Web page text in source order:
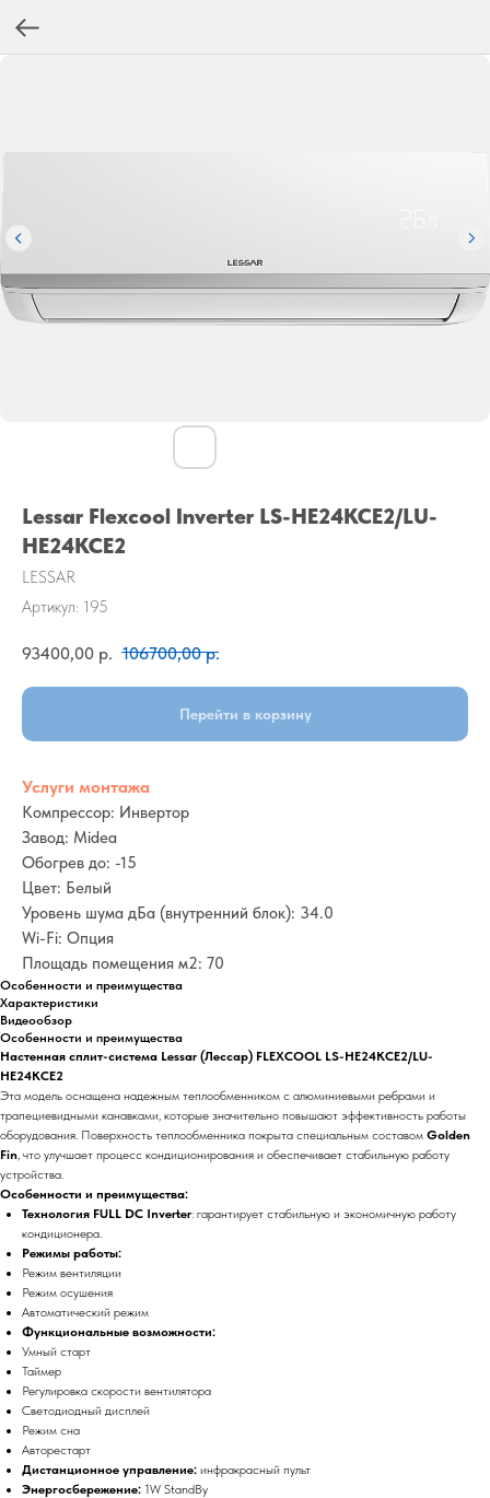
Lessar Flexcool Inverter LS-HE24KCE2/LU-
HE24KCE2
LESSAR
Артикул: 195
93400,00 р. 106700,00 р.
Перейти в корзину
Услуги монтажа
Компрессор: Инвертор
Завод: Midea
Обогрев до: -15
Цвет: Белый
Уровень шума дБа (внутренний блок): 34.0
Wi-Fi: Опция
Площадь помещения м2: 70
Особенности и преимущества
Характеристики
Видеообзор
Особенности и преимущества
Настенная сплит-система Lessar (Лессар) FLEXCOOL LS-HE24KCE2/LU-
HE24KCE2
Эта модель оснащена надежным теплообменником с алюминиевыми ребрами и
трапециевидными канавками, которые значительно повышают эффективность работы
оборудования. Поверхность теплообменника покрыта специальным составом Golden
Fin, что улучшает процесс кондиционирования и обеспечивает стабильную работу
устройства.
Особенности и преимущества:
Технология FULL DC Inverter: гарантирует стабильную и экономичную работу
кондиционера.
Режимы работы:
Режим вентиляции
Режим осушения
Автоматический режим
Функциональные возможности:
Умный старт
Таймер
Регулировка скорости вентилятора
Светодиодный дисплей
Режим сна
Авторестарт
Дистанционное управление: инфракрасный пульт
Энергосбережение: 1W StandBy